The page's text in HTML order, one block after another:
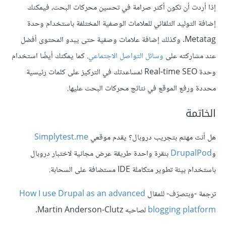
إذا أردت أن تكون أكثر صرامة في تحسين محركات البحث، فيمكنك
إضافة التوليد التلقائي للعلامات الوصفية المختلفة باستخدام وحدة
Metatag. وكذلك إضافة علامات وصفية حتى يبدو المحتوى أفضل
عند مشاركته على وسائل التواصل الاجتماعي. كما يمكنك أيضًا استخدام
وحدة Real-time SEO لمساعدتك في التركيز على كلمات رئيسية
محددة ورفع الموقع في نتائج محركات البحث عليها.
الخاتمة
هل أنت مهتم بتجريب دروبال؟ يقدم موقعيSimplytest.me
وDrupalPodبنقرة واحدة طريقة عرض مجانية لاختبار دروبال
باستخدام بيئة تطوير متكاملة IDE مستضافة على السحابة.
ترجمة -وبتصرّف- للمقال How I use Drupal as an advanced
blogging platformلصاحبه Martin Anderson-Clutz.